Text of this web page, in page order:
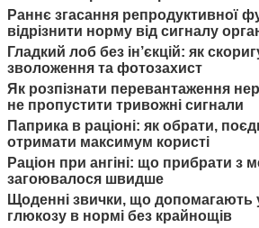
Раннє згасання репродуктивної
відрізнити норму від сигналу
Гладкий лоб без ін’єкцій: як
зволоження та фотозахист
Як розпізнати перевантаження
не пропустити тривожні сигнали
Паприка в раціоні: як обрати,
отримати максимум користі
Раціон при ангіні: що прибрати з
загоювалося швидше
Щоденні звички, що допомагають
глюкозу в нормі без крайнощів